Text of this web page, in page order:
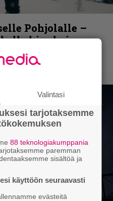
Pohjolalle –
kinoksia
Valintasi
tarjotaksemme
88 teknologiakumppania
paremman
sisältöä ja
käyttöön seuraavasti
evästeitä